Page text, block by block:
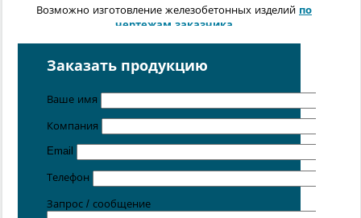
Возможно изготовление железобетонных изделий по
чертежам заказчика
расположенных вСанкт-Петербурге
Ростове-на-Дону
Симферополе.
Заказать продукцию
Ваше имя
Компания
Email
Телефон
Запрос / сообщение